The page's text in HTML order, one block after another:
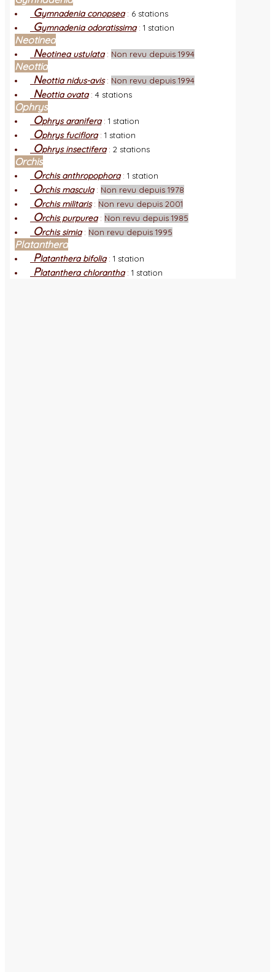
Gymnadenia conopsea: 6 stations
Gymnadenia odoratissima: 1 station
Neotinea
Neotinea ustulata: Non revu depuis 1994
Neottia
Neottia nidus-avis: Non revu depuis 1994
Neottia ovata: 4 stations
Ophrys
Ophrys aranifera: 1 station
Ophrys fuciflora: 1 station
Ophrys insectifera: 2 stations
Orchis
Orchis anthropophora: 1 station
Orchis mascula: Non revu depuis 1978
Orchis militaris: Non revu depuis 2001
Orchis purpurea: Non revu depuis 1985
Orchis simia: Non revu depuis 1995
Platanthera
Platanthera bifolia: 1 station
Platanthera chlorantha: 1 station